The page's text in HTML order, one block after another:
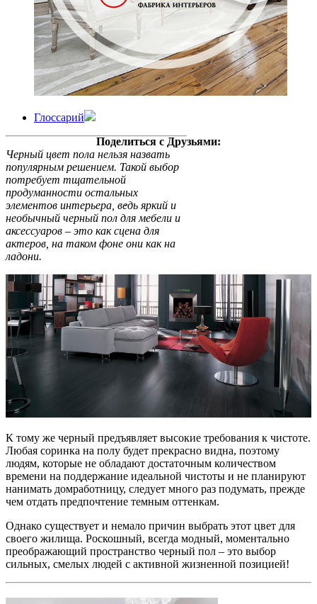
Глоссарий
Поделиться с Друзьями:
Черный цвет пола нельзя назвать
популярным решением. Такой выбор
потребует тщательной
продуманности остальных
элементов интерьера, ведь яркий и
необычный черный пол для мебели и
аксессуаров – это как сцена для
актеров, на таком фоне они как на
ладони.
К тому же черный предъявляет высокие требования к чистоте.
Любая соринка на полу будет прекрасно видна, поэтому
людям, которые не обладают достаточным количеством
времени на поддержание идеальной чистоты и не планируют
нанимать домработницу, следует много раз подумать, прежде
чем отдать предпочтение темным оттенкам.
Однако существует и немало причин выбрать этот цвет для
своего жилища. Роскошный, всегда модный, моментально
преображающий пространство черный пол – это выбор
сильных, смелых людей с активной жизненной позицией!